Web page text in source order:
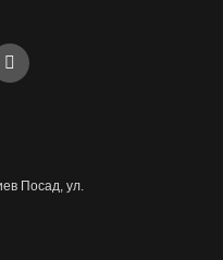
Посад, ул.